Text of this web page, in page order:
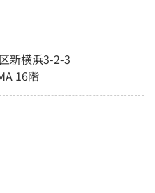
新横浜3-2-3
16階